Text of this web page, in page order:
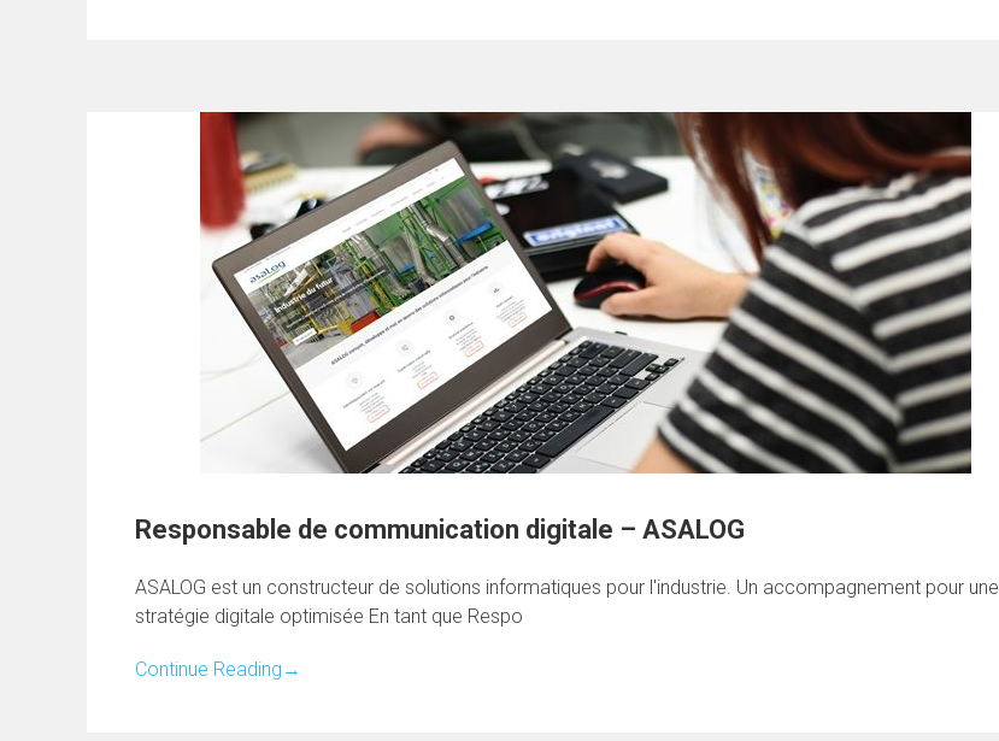
Responsable de communication digitale – ASALOG
ASALOG est un constructeur de solutions informatiques pour l'industrie. Un accompagnement pour une
stratégie digitale optimisée En tant que Respo
Continue Reading →